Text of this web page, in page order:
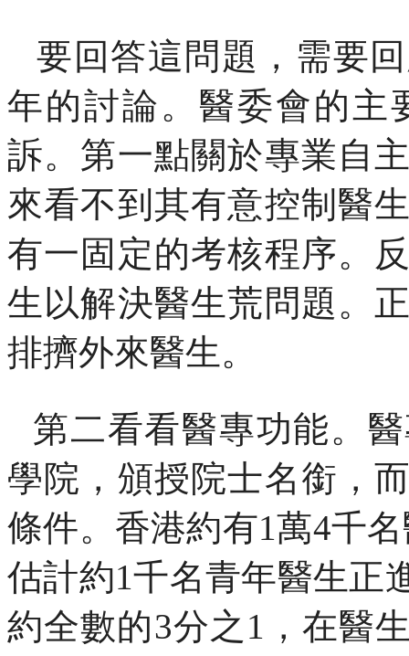
要回答這問題，需要
年的討論。醫委會的主
訴。第一點關於專業自
來看不到其有意控制醫
有一固定的考核程序。
生以解決醫生荒問題。
排擠外來醫生。
第二看看醫專功能。
學院，頒授院士名銜，
條件。香港約有1萬4千
估計約1千名青年醫生正
約全數的3分之 1 ，在醫